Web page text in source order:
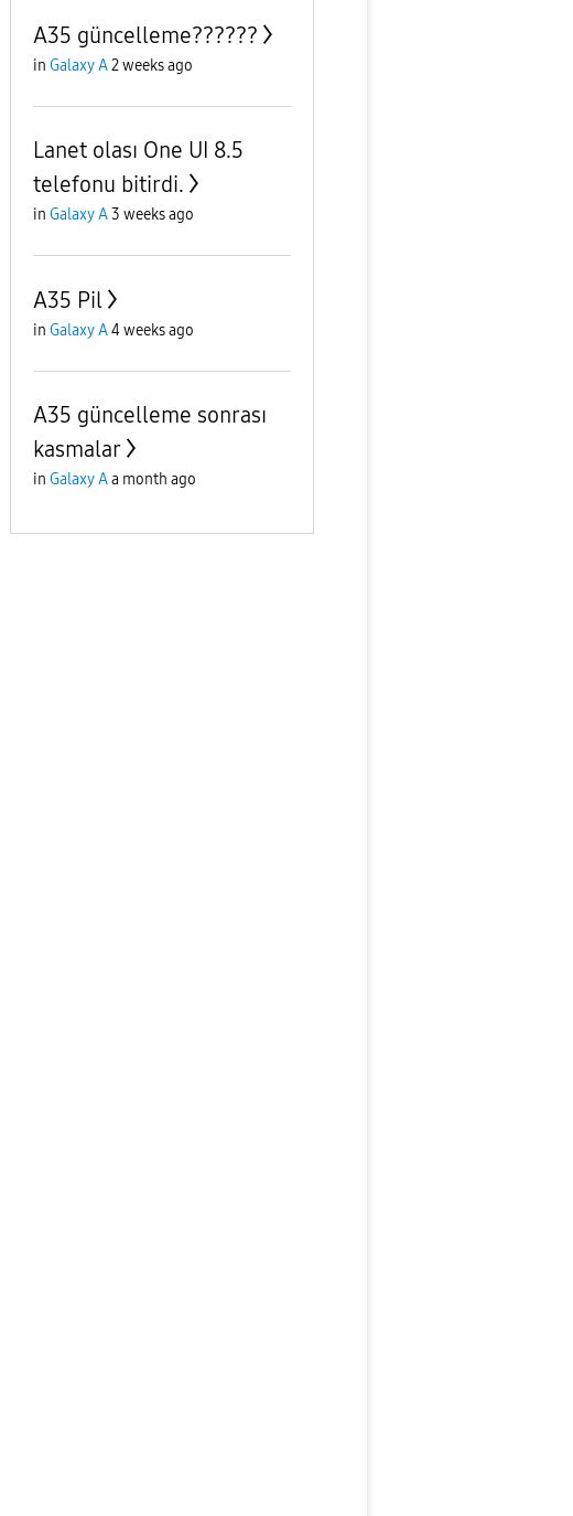
A35 güncelleme??????
in Galaxy A2 weeks ago
Lanet olası One UI 8.5
telefonu bitirdi.
in Galaxy A3 weeks ago
A35 Pil
in Galaxy A4 weeks ago
A35 güncelleme sonrası
kasmalar
in Galaxy Aa month ago